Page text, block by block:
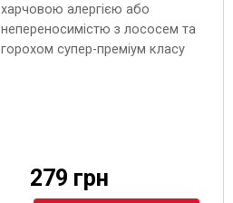
харчовою алергією або
непереносимістю з лососем та
горохом супер-преміум класу
279 грн